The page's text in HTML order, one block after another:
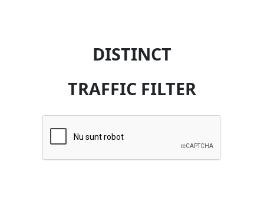
DISTINCT
TRAFFIC FILTER